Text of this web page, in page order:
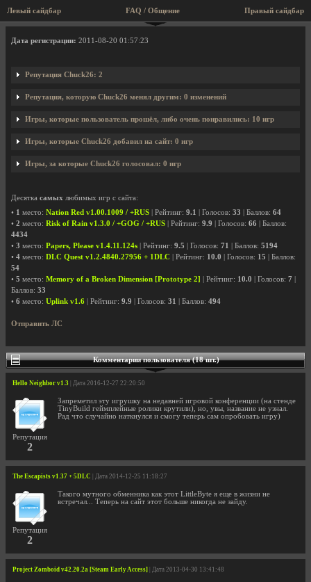
Левый сайдбар Правый сайдбар
FAQ / Общение
Профиль пользователя Chuck26
Дата регистрации: 2011-08-20 01:57:23
Репутация Chuck26: 2
Репутация, которую Chuck26 менял другим: 0 изменений
Игры, которые пользователь прошёл, либо очень понравились: 10 игр
Игры, которые Chuck26 добавил на сайт: 0 игр
Игры, за которые Chuck26 голосовал: 0 игр
Десятка самых любимых игр с сайта:
• 1 место: Nation Red v1.00.1009 / +RUS | Рейтинг: 9.1 | Голосов: 33 | Баллов: 64
• 2 место: Risk of Rain v1.3.0 / +GOG / +RUS | Рейтинг: 9.9 | Голосов: 66 | Баллов:
4434
• 3 место: Papers, Please v1.4.11.124s | Рейтинг: 9.5 | Голосов: 71 | Баллов: 5194
• 4 место: DLC Quest v1.2.4840.27956 + 1DLC | Рейтинг: 10.0 | Голосов: 15 | Баллов:
54
• 5 место: Memory of a Broken Dimension [Prototype 2] | Рейтинг: 10.0 | Голосов: 7
Баллов: 33
• 6 место: Uplink v1.6 | Рейтинг: 9.9 | Голосов: 31 | Баллов: 494
Отправить ЛС
Комментарии пользователя (18 шт.)
Hello Neighbor v1.3 | Дата 2016-12-27 22:20:50
Репутация
2
Запреметил эту игрушку на недавней игровой конференции (на стенде
TinyBuild геймплейные ролики крутили), но, увы, название не узнал.
Рад что случайно наткнулся и смогу теперь сам опробовать игру)
The Escapists v1.37 + 5DLC | Дата 2014-12-25 11:18:27
Репутация
2
Такого мутного обменника как этот LittleByte я еще в жизни не
встречал... Теперь на сайт этот больше никогда не зайду.
Project Zomboid v42.20.2a [Steam Early Access] | Дата 2013-04-30 13:41:48